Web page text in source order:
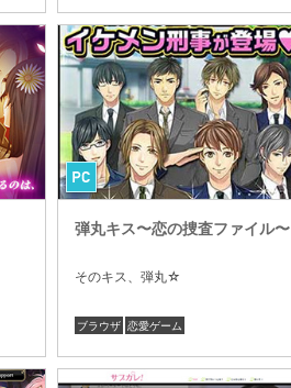
弾丸キス〜恋の捜査ファイル〜
そのキス、弾丸☆
ブラウザ 恋愛ゲーム